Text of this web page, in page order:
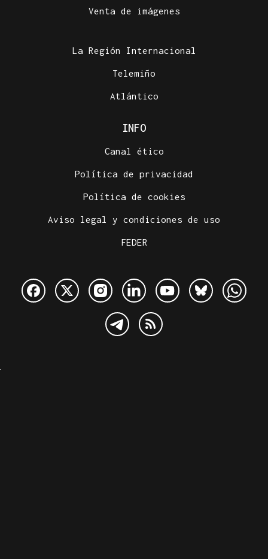
Venta de imágenes
La Región Internacional
Telemiño
Atlántico
INFO
Canal ético
Política de privacidad
Política de cookies
Aviso legal y condiciones de uso
FEDER